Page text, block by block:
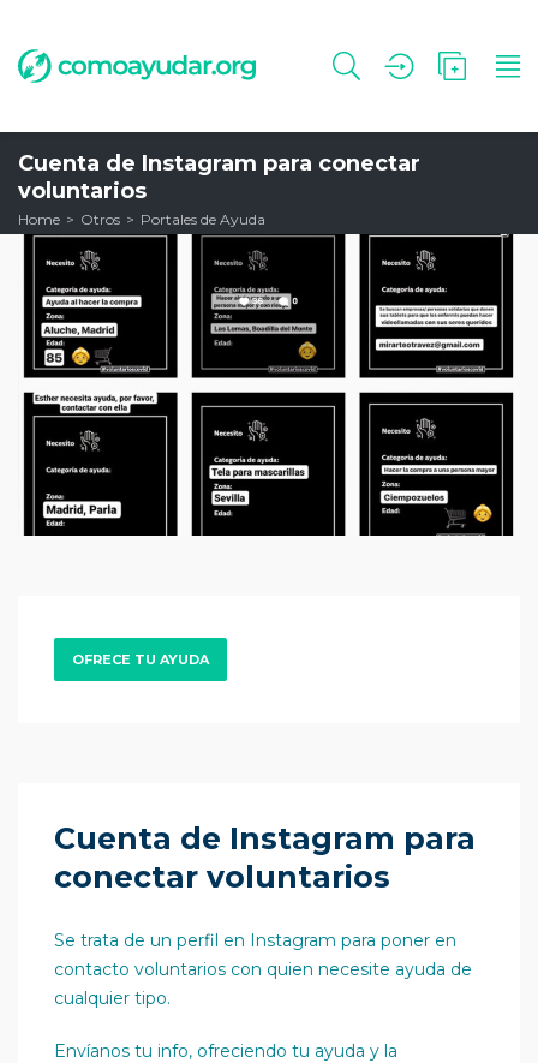
Cuenta de Instagram para conectar
voluntarios
Home Otros Portales de Ayuda
OFRECE TU AYUDA
Cuenta de Instagram para
conectar voluntarios
Se trata de un perfil en Instagram para poner en
contacto voluntarios con quien necesite ayuda de
cualquier tipo.
Envíanos tu info, ofreciendo tu ayuda y la